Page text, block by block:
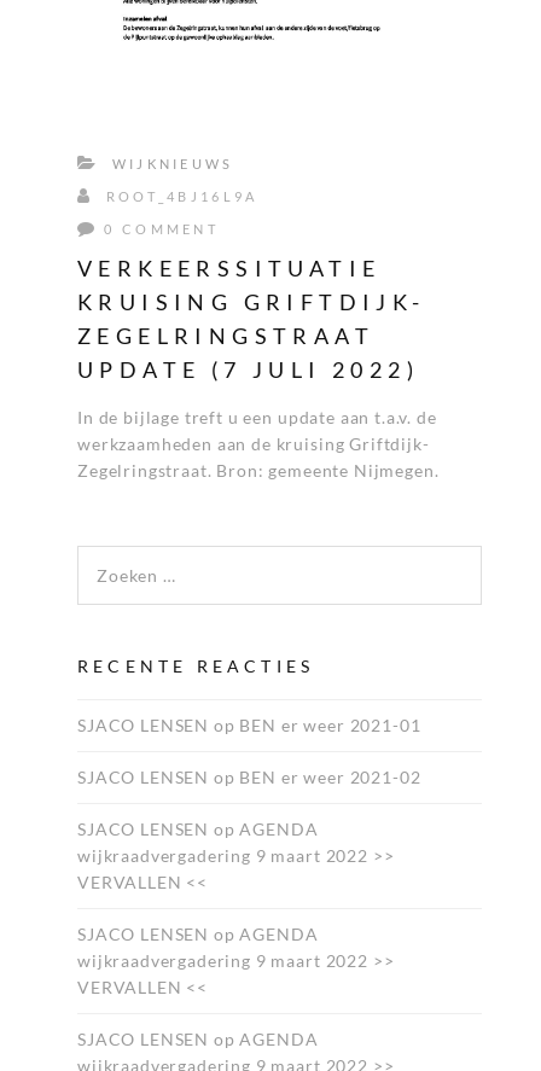
WIJKNIEUWS
ROOT_4BJ16L9A
0 COMMENT
VERKEERSSITUATIE
KRUISING GRIFTDIJK-
ZEGELRINGSTRAAT
UPDATE (7 JULI 2022)
In de bijlage treft u een update aan t.a.v. de
werkzaamheden aan de kruising Griftdijk-
Zegelringstraat. Bron: gemeente Nijmegen.
RECENTE REACTIES
SJACO LENSEN op BEN er weer 2021-01
SJACO LENSEN op BEN er weer 2021-02
SJACO LENSEN opAGENDA
wijkraadvergadering 9 maart 2022 >>
VERVALLEN <<
SJACO LENSEN opAGENDA
wijkraadvergadering 9 maart 2022 >>
VERVALLEN <<
SJACO LENSEN opAGENDA
wijkraadvergadering 9 maart 2022 >>